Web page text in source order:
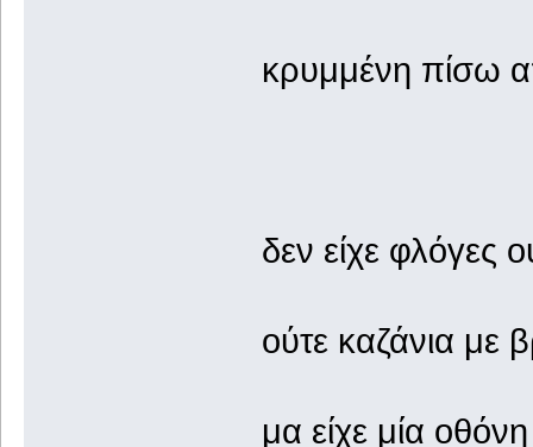
κρυμμένη πίσω
δεν είχε φλόγες
ούτε καζάνια με
μα είχε μία